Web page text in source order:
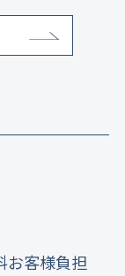
お客様負担